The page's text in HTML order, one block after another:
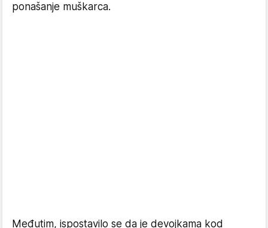
ponašanje muškarca.
Međutim, ispostavilo se da je devojkama kod